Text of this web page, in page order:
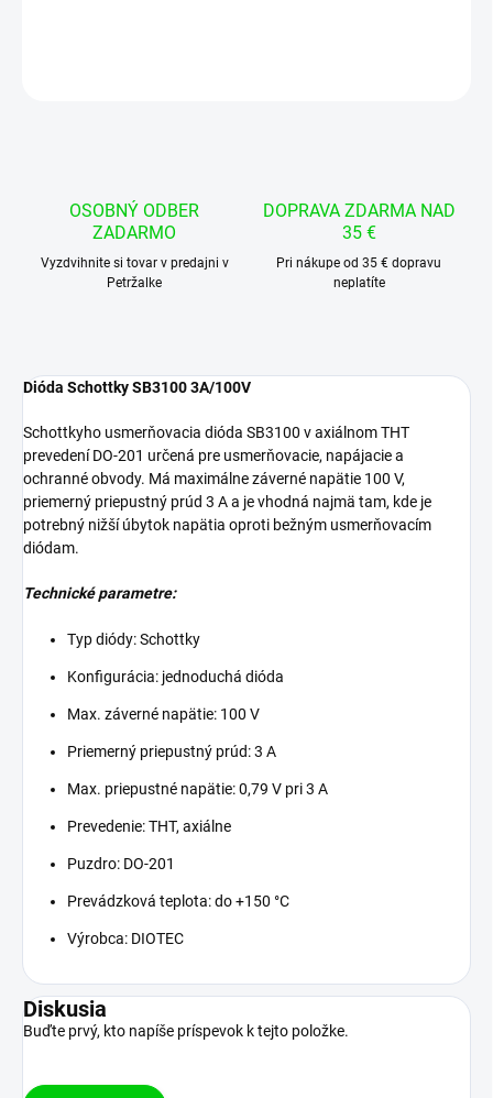
OSOBNÝ ODBER
ZADARMO
Vyzdvihnite si tovar v predajni v
Petržalke
DOPRAVA ZDARMA NAD
35 €
Pri nákupe od 35 € dopravu
neplatíte
Dióda Schottky SB3100 3A/100V
Schottkyho usmerňovacia dióda SB3100 v axiálnom THT
prevedení DO-201 určená pre usmerňovacie, napájacie a
ochranné obvody. Má maximálne záverné napätie 100 V,
priemerný priepustný prúd 3 A a je vhodná najmä tam, kde je
potrebný nižší úbytok napätia oproti bežným usmerňovacím
diódam.
Technické parametre:
Typ diódy: Schottky
Konfigurácia: jednoduchá dióda
Max. záverné napätie: 100 V
Priemerný priepustný prúd: 3 A
Max. priepustné napätie: 0,79 V pri 3 A
Prevedenie: THT, axiálne
Puzdro: DO-201
Prevádzková teplota: do +150 °C
Výrobca: DIOTEC
Diskusia
Buďte prvý, kto napíše príspevok k tejto položke.